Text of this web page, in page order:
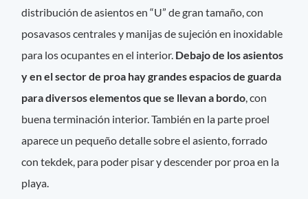
distribución de asientos en “U” de gran tamaño, con
posavasos centrales y manijas de sujeción en inoxidable
para los ocupantes en el interior. Debajo de los asientos
y en el sector de proa hay grandes espacios de guarda
para diversos elementos que se llevan a bordo , con
buena terminación interior. También en la parte proel
aparece un pequeño detalle sobre el asiento, forrado
con tekdek, para poder pisar y descender por proa en la
playa.